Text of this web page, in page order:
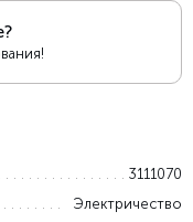
3111070
Электричество